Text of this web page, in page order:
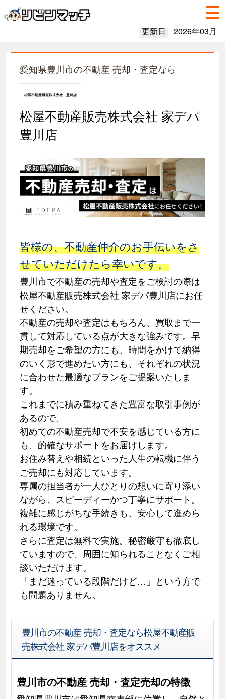
更新日 2026年03月
愛知県豊川市の不動産 売却・査定なら
松屋不動産販売株式会社 家デパ
豊川店
皆様の、不動産仲介のお手伝いをさ
せていただけたら幸いです。
豊川市で不動産の売却や査定をご検討の際は
松屋不動産販売株式会社 家デパ豊川店にお任
せください。
不動産の売却や査定はもちろん、買取まで一
貫して対応している点が大きな強みです。早
期売却をご希望の方にも、時間をかけて納得
のいく形で進めたい方にも、それぞれの状況
に合わせた最適なプランをご提案いたしま
す。
これまでに積み重ねてきた豊富な取引事例が
あるので、
初めての不動産売却で不安を感じている方に
も、的確なサポートをお届けします。
お住み替えや相続といった人生の転機に伴う
ご売却にも対応しています。
専属の担当者が一人ひとりの想いに寄り添い
ながら、スピーディーかつ丁寧にサポート。
複雑に感じがちな手続きも、安心して進めら
れる環境です。
さらに査定は無料で実施。秘密厳守も徹底し
ていますので、周囲に知られることなくご相
談いただけます。
「まだ迷っている段階だけど…」という方で
も問題ありません。
豊川市の不動産 売却・査定なら松屋不動産販
売株式会社 家デパ豊川店をオススメ
豊川市の不動産 売却・査定売却の特徴